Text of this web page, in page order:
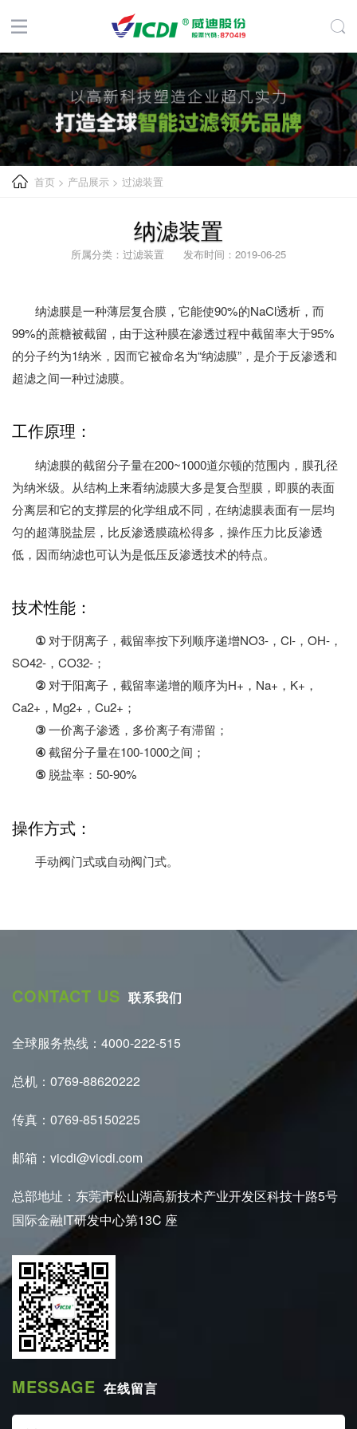
首页 > 产品展示 > 过滤装置
纳滤装置
所属分类：过滤装置 发布时间：2019-06-25
纳滤膜是一种薄层复合膜，它能使90%的NaCl透析，而
99%的蔗糖被截留，由于这种膜在渗透过程中截留率大于95%
的分子约为1纳米，因而它被命名为“纳滤膜”，是介于反渗透和
超滤之间一种过滤膜。
工作原理：
纳滤膜的截留分子量在200~1000道尔顿的范围内，膜孔径
为纳米级。从结构上来看纳滤膜大多是复合型膜，即膜的表面
分离层和它的支撑层的化学组成不同，在纳滤膜表面有一层均
匀的超薄脱盐层，比反渗透膜疏松得多，操作压力比反渗透
低，因而纳滤也可认为是低压反渗透技术的特点。
技术性能：
①对于阴离子，截留率按下列顺序递增NO3-，Cl-，OH-，
SO42-，CO32-；
②对于阳离子，截留率递增的顺序为H+，Na+，K+，
Ca2+，Mg2+，Cu2+；
③一价离子渗透，多价离子有滞留；
④截留分子量在100-1000之间；
⑤ 脱盐率：50-90%
操作方式：
手动阀门式或自动阀门式。
CONTACT US 联系我们
全球服务热线：4000-222-515
总机：0769-88620222
传真：0769-85150225
邮箱：vicdi@vicdi.com
总部地址：东莞市松山湖高新技术产业开发区科技十路5号
国际金融IT研发中心第13C 座
MESSAGE 在线留言